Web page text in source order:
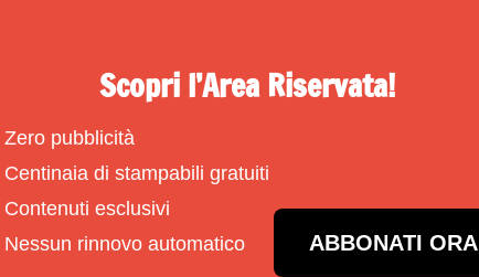
Scopri l’Area Riservata!
Zero pubblicità
Centinaia di stampabili gratuiti
Contenuti esclusivi
Nessun rinnovo automatico
ABBONATI ORA